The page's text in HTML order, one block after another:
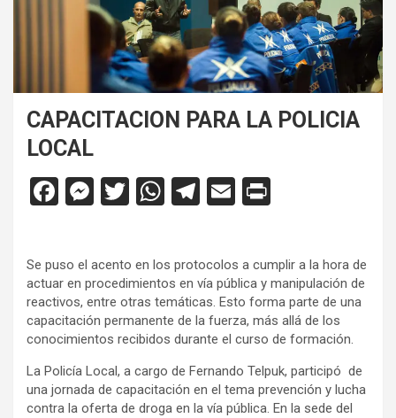
CAPACITACION PARA LA POLICIA
LOCAL
F
b
o
o
k
M
n
g
er
T
er
W
s
A
p
p
T
gr
a
m
E
ri
e
n
dl
y
Se puso el acento en los protocolos a cumplir a la hora de
actuar en procedimientos en vía pública y manipulación de
reactivos, entre otras temáticas. Esto forma parte de una
capacitación permanente de la fuerza, más allá de los
conocimientos recibidos durante el curso de formación.
La Policía Local, a cargo de Fernando Telpuk, participó de
una jornada de capacitación en el tema prevención y lucha
contra la oferta de droga en la vía pública. En la sede del